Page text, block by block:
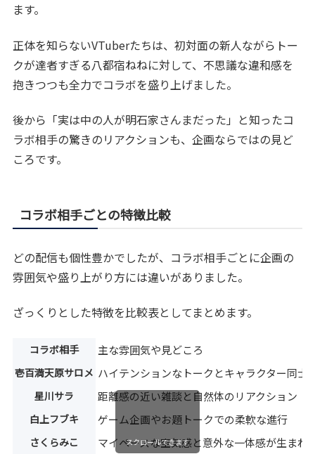
ます。
正体を知らないVTuberたちは、初対面の新人ながらトー
クが達者すぎる八都宿ねねに対して、不思議な違和感を
抱きつつも全力でコラボを盛り上げました。
後から「実は中の人が明石家さんまだった」と知ったコ
ラボ相手の驚きのリアクションも、企画ならではの見ど
ころです。
コラボ相手ごとの特徴比較
どの配信も個性豊かでしたが、コラボ相手ごとに企画の
雰囲気や盛り上がり方には違いがありました。
ざっくりとした特徴を比較表としてまとめます。
コラボ相手 主な雰囲気や見どころ
壱百満天原サロメ ハイテンションなトークとキャラクター同士
星川サラ 距離感の近い雑談と自然体のリアクション
白上フブキ ゲーム企画やお題トークでの柔軟な進行
さくらみこ マイペースな空気感と意外な一体感が生まれ
スクロールできます